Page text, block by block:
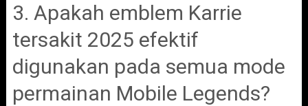
3. Apakah emblem Karrie
tersakit 2025 efektif
digunakan pada semua mode
permainan Mobile Legends?